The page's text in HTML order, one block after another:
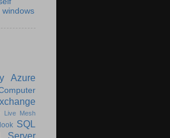
windows
Azure
Live Mesh
SQL
Server